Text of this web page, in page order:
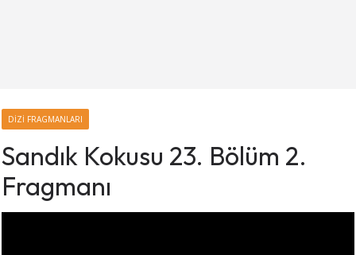
DIZI FRAGMANLARI
Sandık Kokusu 23. Bölüm 2.
Fragmanı